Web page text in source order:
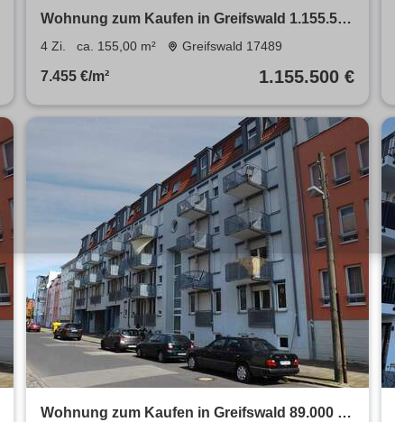
Wohnung zum Kaufen in Greifswald 1.155.500
€ 155 m²
4 Zi. ca. 155,00 m² Greifswald 17489
7.455 €/m² 1.155.500 €
Wohnung zum Kaufen in Greifswald 89.000 €